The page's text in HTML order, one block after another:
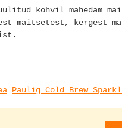
kohvil mahedam
maitsetest, kergest
Paulig Cold Brew